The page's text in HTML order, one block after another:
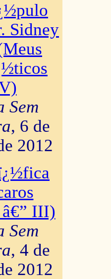
Sidney
, 6 de
2012
III)
, 4 de
2012